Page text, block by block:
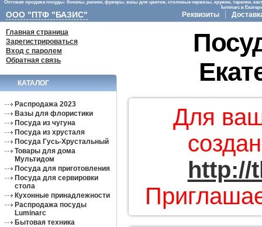
Оптовая продажа посуды: бокалы, рюмки, фужеры, вазы для цветов, столовые сервизы, кружки, тарелки,
luminarc в
ООО "ПТФ "БАЗИС" Реквизиты
Главная страница
Зарегистрироваться
Вход с паролем
Обратная связь
КАТАЛОГ
Распродажа 2023
Вазы для флористики
Посуда из чугуна
Посуда из хрусталя
Посуда Гусь-Хрустальный
Товары для дома
Мультидом
Посуда для приготовления
Посуда для сервировки
стола
Кухонные принадлежности
Распродажа посуды
Luminarc
Бытовая техника
Для
http://